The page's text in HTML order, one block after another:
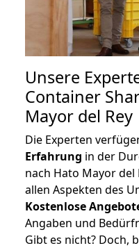
Unsere
Container
Mayor del Rey
Die Experten
Erfahrung in der
nach Hato Mayor
allen Aspekten des
Kostenlose
Angaben und
Gibt es nicht? Doch,